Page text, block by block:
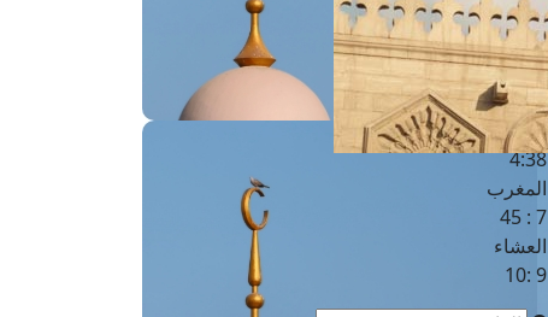
الشروق
6 :17
الظهر
1 : 1
العصر
4:38
المغرب
7 : 45
العشاء
9 :10